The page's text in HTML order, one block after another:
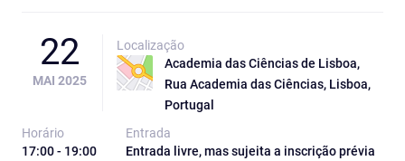
22
MAI 2025
Localização
Academia das Ciências de Lisboa,
Rua Academia das Ciências, Lisboa,
Portugal
Horário
17:00 - 19:00
Entrada
Entrada livre, mas sujeita a inscrição prévia